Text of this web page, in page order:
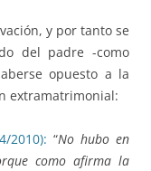
y por tanto se
del padre -como
opuesto a la
extramatrimonial:
2010): “No hubo en
como afirma la